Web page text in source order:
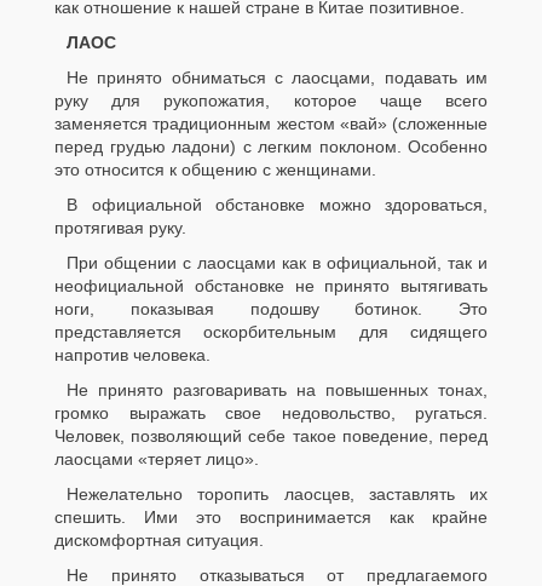
как отношение к нашей стране в Китае позитивное.
ЛАОС
Не принято обниматься с лаосцами, подавать им
руку для рукопожатия, которое чаще всего
заменяется традиционным жестом «вай» (сложенные
перед грудью ладони) с легким поклоном. Особенно
это относится к общению с женщинами.
В официальной обстановке можно здороваться,
протягивая руку.
При общении с лаосцами как в официальной, так и
неофициальной обстановке не принято вытягивать
ноги, показывая подошву ботинок. Это
представляется оскорбительным для сидящего
напротив человека.
Не принято разговаривать на повышенных тонах,
громко выражать свое недовольство, ругаться.
Человек, позволяющий себе такое поведение, перед
лаосцами «теряет лицо».
Нежелательно торопить лаосцев, заставлять их
спешить. Ими это воспринимается как крайне
дискомфортная ситуация.
Не принято отказываться от предлагаемого